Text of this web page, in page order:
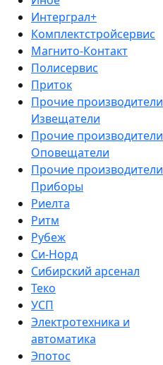
Интерграл+
Комплектстройсервис
Магнито-Контакт
Полисервис
Приток
Прочие производители
Извещатели
Прочие производители
Оповещатели
Прочие производители
Приборы
Риелта
Ритм
Рубеж
Си-Норд
Сибирский арсенал
Теко
УСП
Электротехника и
автоматика
Эпотос